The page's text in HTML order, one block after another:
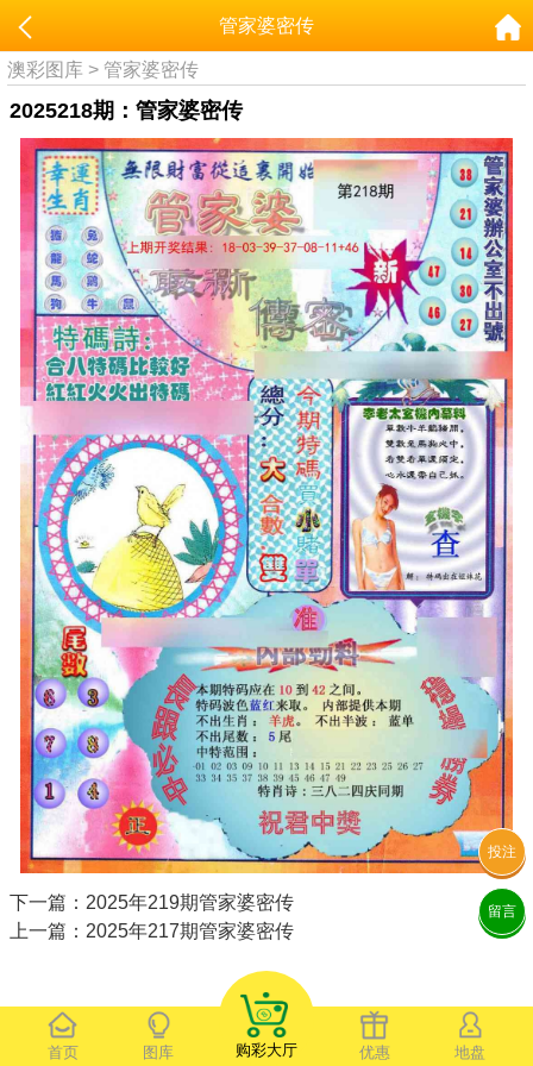
首页 图库 购彩大厅 优惠 地盘
投注
留言
管家婆密传
澳彩图库 > 管家婆密传
2025218期：管家婆密传
下一篇：2025年219期管家婆密传
上一篇：2025年217期管家婆密传